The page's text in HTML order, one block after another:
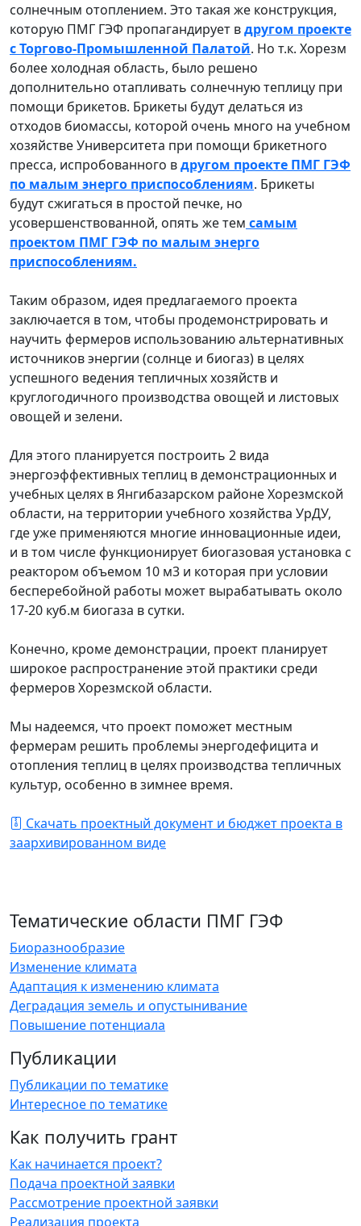
солнечным отоплением. Это такая же конструкция,
которую ПМГ ГЭФ пропагандирует вдругом проекте
с Торгово-Промышленной Палатой. Но т.к. Хорезм
более холодная область, было решено
дополнительно отапливать солнечную теплицу при
помощи брикетов. Брикеты будут делаться из
отходов биомассы, которой очень много на учебном
хозяйстве Университета при помощи брикетного
пресса, испробованного вдругом проекте ПМГ ГЭФ
по малым энерго приспособлениям. Брикеты
будут сжигаться в простой печке, но
усовершенствованной, опять же тем самым
проектом ПМГ ГЭФ по малым энерго
приспособлениям.
Таким образом, идея предлагаемого проекта
заключается в том, чтобы продемонстрировать и
научить фермеров использованию альтернативных
источников энергии (солнце и биогаз) в целях
успешного ведения тепличных хозяйств и
круглогодичного производства овощей и листовых
овощей и зелени.
Для этого планируется построить 2 вида
энергоэффективных теплиц в демонстрационных и
учебных целях в Янгибазарском районе Хорезмской
области, на территории учебного хозяйства УрДУ,
где уже применяются многие инновационные идеи,
и в том числе функционирует биогазовая установка с
реактором объемом 10 м3 и которая при условии
бесперебойной работы может вырабатывать около
17-20 куб.м биогаза в сутки.
Конечно, кроме демонстрации, проект планирует
широкое распространение этой практики среди
фермеров Хорезмской области.
Мы надеемся, что проект поможет местным
фермерам решить проблемы энергодефицита и
отопления теплиц в целях производства тепличных
культур, особенно в зимнее время.
Скачать проектный документ и бюджет проекта в
заархивированном виде
Тематические области ПМГ ГЭФ
Биоразнообразие
Изменение климата
Адаптация к изменению климата
Деградация земель и опустынивание
Повышение потенциала
Публикации
Публикации по тематике
Интересное по тематике
Как получить грант
Как начинается проект?
Подача проектной заявки
Рассмотрение проектной заявки
Реализация проекта